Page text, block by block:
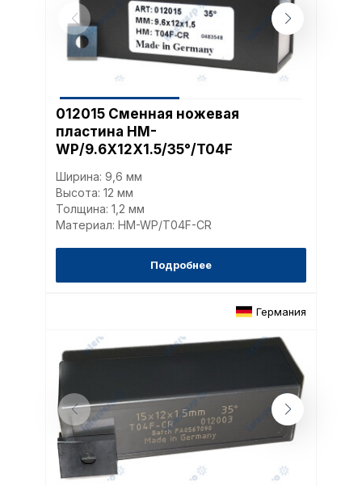
012015 Сменная ножевая
пластина HM-
WP/9.6X12X1.5/35°/T04F
Ширина: 9,6 мм
Высота: 12 мм
Толщина: 1,2 мм
Материал: HM-WP/T04F-CR
Подробнее
Германия